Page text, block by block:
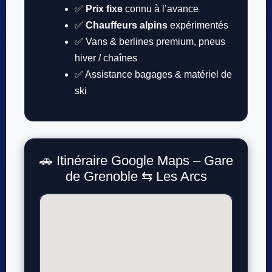
✅ Prix fixe connu à l’avance
✅ Chauffeurs alpins expérimentés
✅ Vans & berlines premium, pneus
hiver / chaînes
✅ Assistance bagages & matériel de
ski
🚗 Itinéraire Google Maps – Gare
de Grenoble ⇆ Les Arcs